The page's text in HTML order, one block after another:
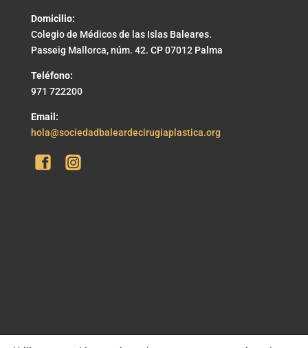
Domicilio:
Colegio de Médicos de las Islas Baleares.
Passeig Mallorca, núm. 42. CP 07012 Palma
Teléfono:
971 722200
Email:
hola@sociedadbaleardecirugiaplastica.org